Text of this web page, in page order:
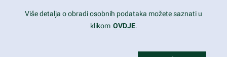
Copyright 2017FRESHFACE© All Rights Reserved
Više detalja o obradi osobnih podataka možete saznati u
klikom OVDJE.